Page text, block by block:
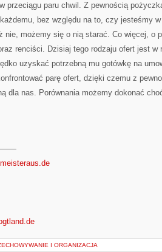
przeciągu paru chwil. Z pewnością
bez względu na to, czy jesteśmy
nie, możemy się o nią starać. Co więcej, o
renciści. Dzisiaj tego rodzaju ofert jest w
uzyskać potrzebną mu gotówkę na
parę ofert, dzięki czemu z
dla nas. Porównania możemy dokonać
I ORGANIZACJA